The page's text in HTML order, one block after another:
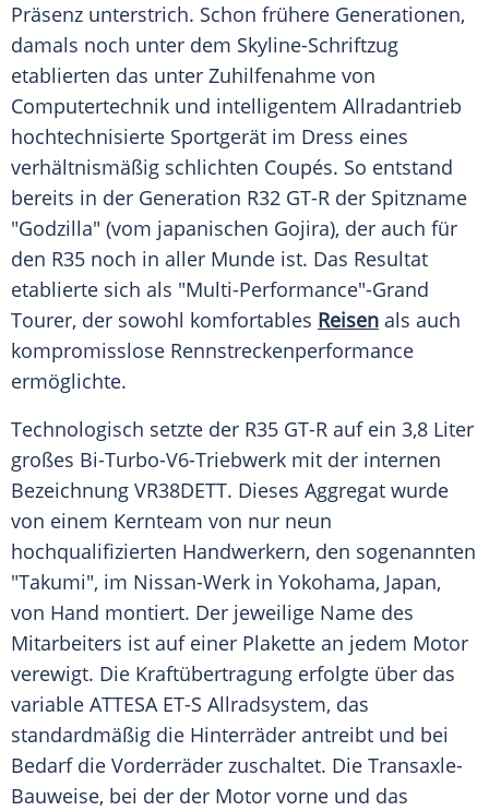
Präsenz unterstrich. Schon frühere Generationen,
damals noch unter dem Skyline-Schriftzug
etablierten das unter Zuhilfenahme von
Computertechnik und intelligentem Allradantrieb
hochtechnisierte Sportgerät im Dress eines
verhältnismäßig schlichten Coupés. So entstand
bereits in der Generation R32 GT-R der Spitzname
"Godzilla" (vom japanischen Gojira), der auch für
den R35 noch in aller Munde ist. Das Resultat
etablierte sich als "Multi-Performance"-Grand
Tourer, der sowohl komfortables Reisen als auch
kompromisslose Rennstreckenperformance
ermöglichte.
Technologisch setzte der R35 GT-R auf ein 3,8 Liter
großes Bi-Turbo-V6-Triebwerk mit der internen
Bezeichnung VR38DETT. Dieses Aggregat wurde
von einem Kernteam von nur neun
hochqualifizierten Handwerkern, den sogenannten
"Takumi", im Nissan-Werk in Yokohama, Japan,
von Hand montiert. Der jeweilige Name des
Mitarbeiters ist auf einer Plakette an jedem Motor
verewigt. Die Kraftübertragung erfolgte über das
variable ATTESA ET-S Allradsystem, das
standardmäßig die Hinterräder antreibt und bei
Bedarf die Vorderräder zuschaltet. Die Transaxle-
Bauweise, bei der der Motor vorne und das